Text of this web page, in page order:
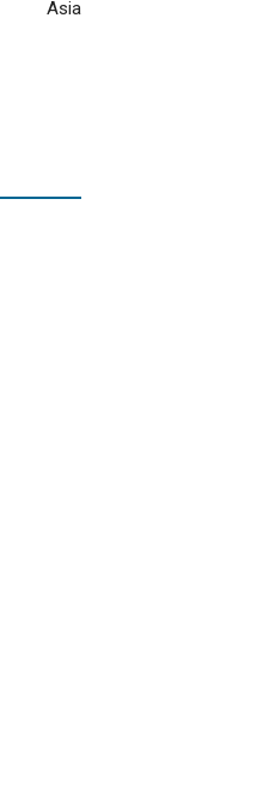
Asia